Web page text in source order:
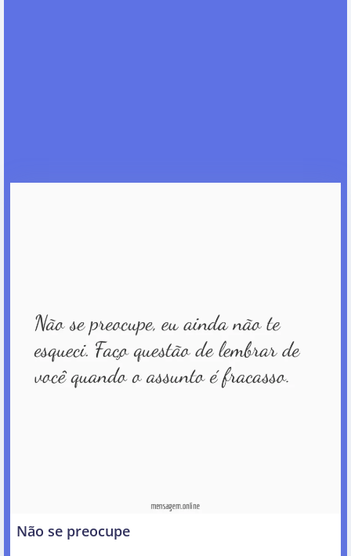
Não se preocupe